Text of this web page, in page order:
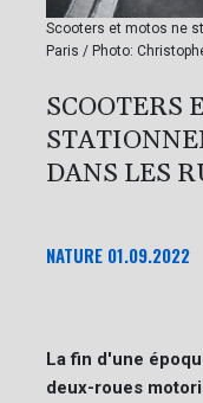
Scooters et motos ne
Paris / Photo:
SCOOTERS
DANS LES
NATURE 01.09.2022
La fin d'une
deux-roues